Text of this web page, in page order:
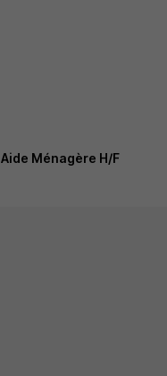
Aide Ménagère H/F